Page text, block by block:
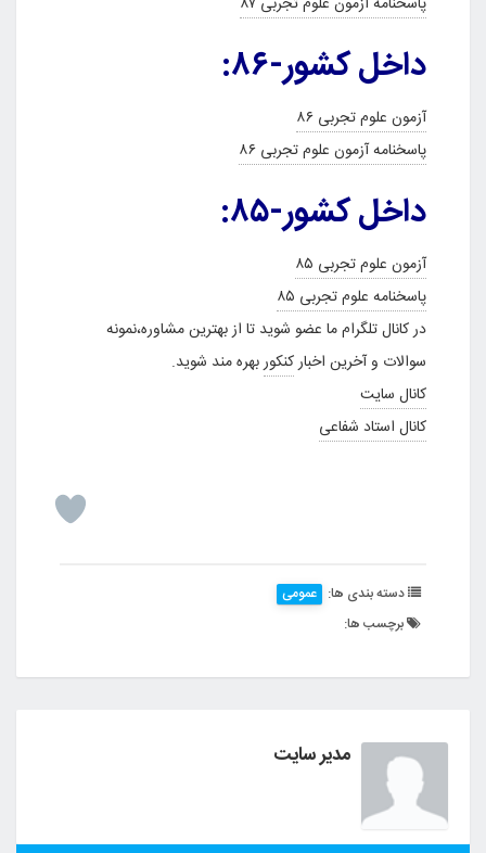
داخل کشور-۸۶:
آزمون علوم تجربی ۸۶
پاسخنامه آزمون علوم تجربی ۸۶
داخل کشور-۸۵:
آزمون علوم تجربی ۸۵
پاسخنامه علوم تجربی ۸۵
در کانال تلگرام ما عضو شوید تا از بهترین مشاوره،نمونه
سوالات و آخرین اخبارکنکوربهره مند شوید.
کانال سایت
کانال استاد شفاعی
دسته بندی ها: عمومی
برچسب ها:
مدیر سایت